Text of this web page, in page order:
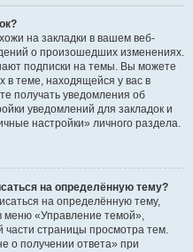
на закладки в вашем веб-
о произошедших изменениях.
подписки на темы. Вы можете
в теме, находящейся у вас в
получать уведомления об
уведомлений для закладок и
настройки» личного раздела.
на определённую тему?
на определённую тему,
меню «Управление темой»,
части страницы просмотра тем.
о получении ответа» при